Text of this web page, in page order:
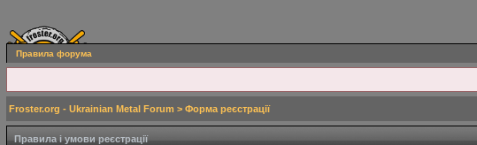
Правила форума
Froster.org - Ukrainian Metal Forum > Форма реєстрації
Правила і умови реєстрації